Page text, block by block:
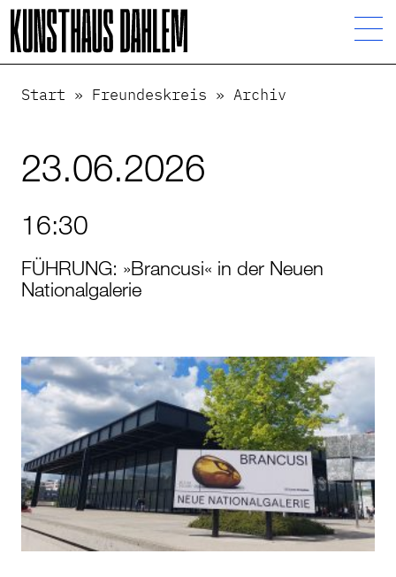
Visuelle
Assistenzsoftware
öffnen.
Start » Freundeskreis » Archiv
23.06.2026
16:30
FÜHRUNG: »Brancusi« in der Neuen
Nationalgalerie